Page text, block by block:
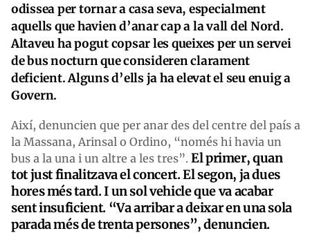
odissea per tornar a casa seva, especialment
aquells que havien d’anar cap a la vall del Nord.
Altaveu ha pogut copsar les queixes per un servei
de bus nocturn que consideren clarament
deficient. Alguns d’ells ja ha elevat el seu enuig a
Govern.
Així, denuncien que per anar des del centre del país a
la Massana, Arinsal o Ordino, “només hi havia un
bus a la una i un altre a les tres”. El primer, quan
tot just finalitzava el concert. El segon, ja dues
hores més tard. I un sol vehicle que va acabar
sent insuficient. “Va arribar a deixar en una sola
parada més de trenta persones”, denuncien.